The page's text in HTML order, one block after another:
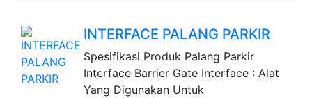
INTERFACE PALANG PARKIR
Spesifikasi Produk Palang Parkir
Interface Barrier Gate Interface : Alat
Yang Digunakan Untuk